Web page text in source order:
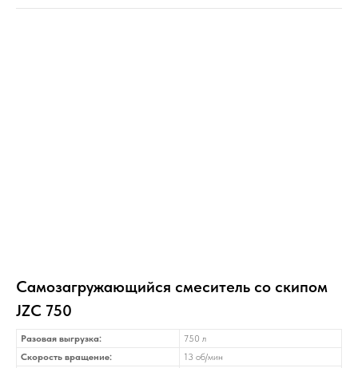
Самозагружающийся смеситель со скипом
JZC 750
Разовая выгрузка:
750 л
Скорость вращение:
13 об/мин